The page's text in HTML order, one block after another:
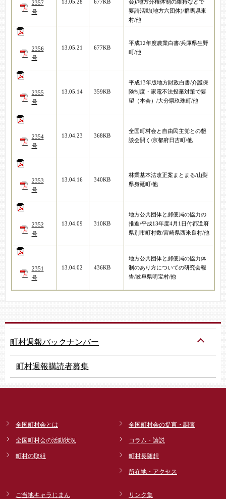
2357
号
13.05.28 677KB
会)/地方分権体制の維持などで
要請活動(地方六団体)/群馬県東
村/他
2356
号
13.05.21 677KB
平成12年度農業白書/兵庫県生野
町/他
2355
号
13.05.14 359KB
平成13年版地方財政白書/介護保
険制度・家電不法投棄対策で要
望（本会）/大分県玖珠町/他
2354
号
13.04.23 368KB
全国町村会と自由民主党との懇
談会開く/京都府日吉町/他
2353
号
13.04.16 340KB
林業基本法改正案まとまる/山梨
県身延町/他
2352
号
13.04.09 310KB
地方公共団体と郵便局の協力の
推進/平成13年度4月1日付都道府
県別市町村数/宮崎県西米良村/他
2351
号
13.04.02 436KB
地方公共団体と郵便局の協力体
制のあり方についての研究会報
告/岐阜県明宝村/他
町村週報バックナンバー
町村週報購読者募集
全国町村会とは
全国町村会の活動状況
町村の取組
全国町村会の提言・調査
コラム・論説
町村長随想
所在地・アクセス
ご当地キャラじまん リンク集